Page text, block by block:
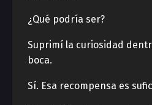
¿Qué podría ser?
Suprimí la curiosidad
boca.
Sí. Esa recompensa es